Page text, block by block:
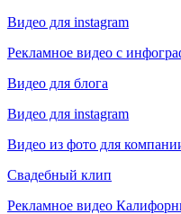
Видео для instagram
Рекламное видео с
Видео для блога
Видео для instagram
Видео из фото для
Свадебный клип
Рекламное видео